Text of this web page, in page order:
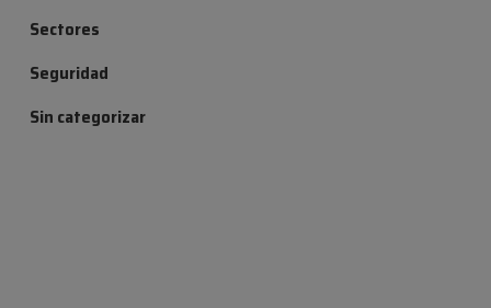
Sectores
Seguridad
Sin categorizar